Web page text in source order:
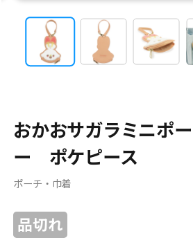
おかおサガラミニポ
ー ポケピース
ポーチ・巾着
品切れ